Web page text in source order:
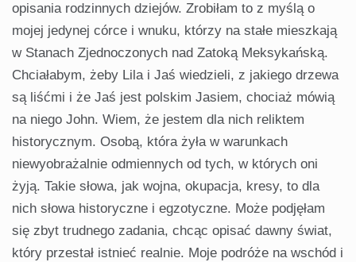
opisania rodzinnych dziejów. Zrobiłam to z myślą o
mojej jedynej córce i wnuku, którzy na stałe mieszkają
w Stanach Zjednoczonych nad Zatoką Meksykańską.
Chciałabym, żeby Lila i Jaś wiedzieli, z jakiego drzewa
są liśćmi i że Jaś jest polskim Jasiem, chociaż mówią
na niego John. Wiem, że jestem dla nich reliktem
historycznym. Osobą, która żyła w warunkach
niewyobrażalnie odmiennych od tych, w których oni
żyją. Takie słowa, jak wojna, okupacja, kresy, to dla
nich słowa historyczne i egzotyczne. Może podjęłam
się zbyt trudnego zadania, chcąc opisać dawny świat,
który przestał istnieć realnie. Moje podróże na wschód i